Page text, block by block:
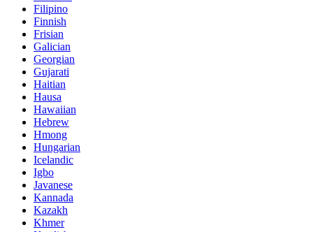
Filipino
Finnish
Frisian
Galician
Georgian
Gujarati
Haitian
Hausa
Hawaiian
Hebrew
Hmong
Hungarian
Icelandic
Igbo
Javanese
Kannada
Kazakh
Khmer